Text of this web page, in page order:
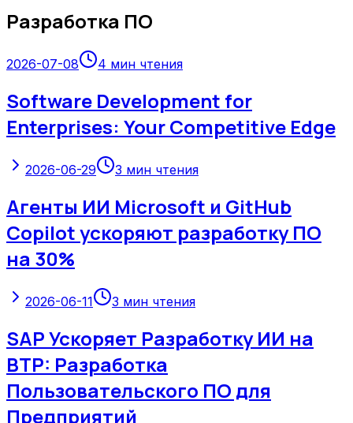
Разработка ПО
2026-07-08 4 мин чтения
Software Development for
Enterprises: Your Competitive Edge
2026-06-29 3 мин чтения
Агенты ИИ Microsoft и GitHub
Copilot ускоряют разработку ПО
на 30%
2026-06-11 3 мин чтения
SAP Ускоряет Разработку ИИ на
BTP: Разработка
Пользовательского ПО для
Предприятий